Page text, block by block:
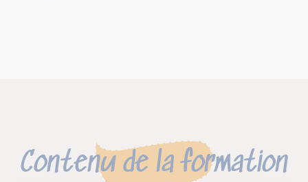
Contenu de la formation